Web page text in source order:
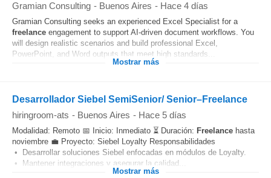
Gramian Consulting - Buenos Aires - Hace 4 días
Gramian Consulting seeks an experienced Excel Specialist for a
freelance engagement to support AI-driven document workflows. You
will design realistic scenarios and build professional Excel,
PowerPoint, and Word outputs that meet high standards...
Mostrar más
Desarrollador Siebel SemiSenior/ Senior–Freelance
hiringroom-ats - Buenos Aires - Hace 5 días
Modalidad: Remoto 📅 Inicio: Inmediato ⏳ Duración: Freelance hasta
noviembre 💼 Proyecto: Siebel Loyalty Responsabilidades
• Desarrollar soluciones Siebel enfocadas en módulos de Loyalty.
• Mantener integraciones y asegurar la calidad...
Mostrar más